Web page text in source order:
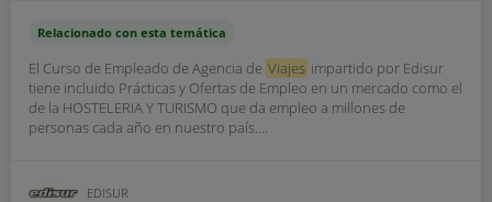
Relacionado con esta temática
El Curso de Empleado de Agencia de Viajes impartido por Edisur
tiene incluido Prácticas y Ofertas de Empleo en un mercado como el
de la HOSTELERIA Y TURISMO que da empleo a millones de
personas cada año en nuestro país....
EDISUR